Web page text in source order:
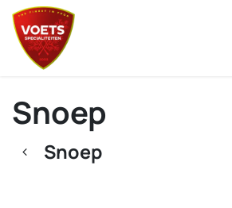
Overslaan naar inhoud
Snoep
Snoep